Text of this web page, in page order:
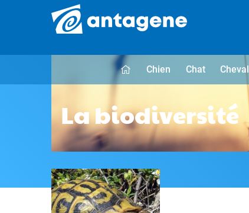
Chien Chat Cheval
La biodiversité